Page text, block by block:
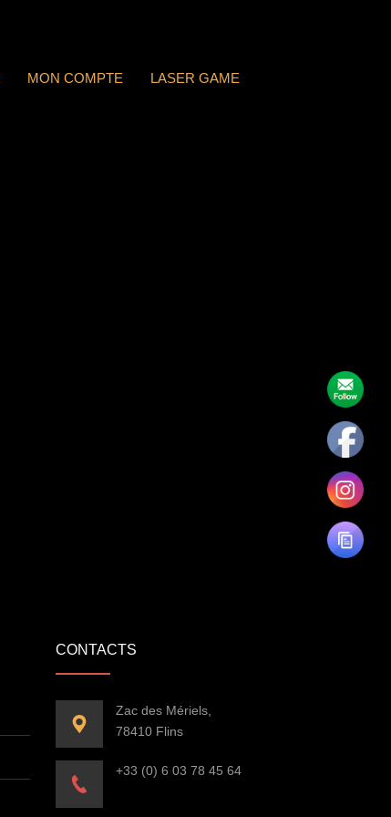
MON COMPTE LASER GAME
CONTACTS
Zac des Mériels,
78410 Flins
+33 (0) 6 03 78 45 64